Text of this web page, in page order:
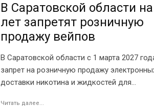
В Саратовской области
лет запретят розничную
продажу вейпов
В Саратовской области с 1 марта 2027
запрет на розничную продажу
доставки никотина и жидкостей для...
Читать далее...